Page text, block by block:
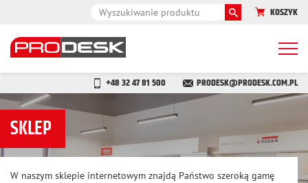
KOSZYK
+48 32 47 81 500 PRODESK@PRODESK.COM.PL
SKLEP
W naszym sklepie internetowym znajdą Państwo szeroką gamę